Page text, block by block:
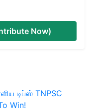
Now)
டிப்ஸ் TNPSC
Win!